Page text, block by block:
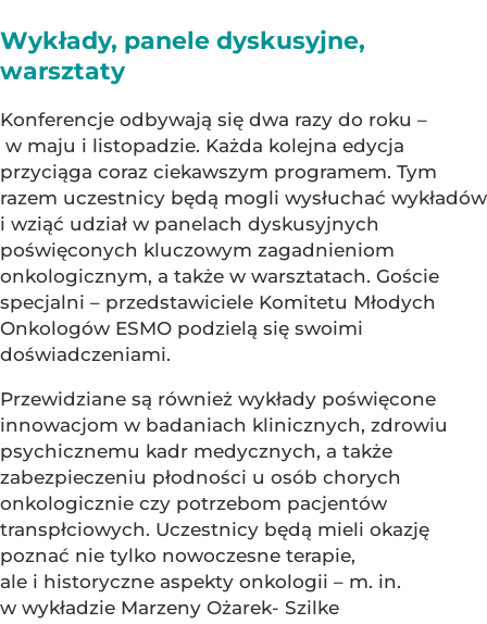
Wykłady, panele dyskusyjne,
warsztaty
Konferencje odbywają się dwa razy do roku –
w maju i listopadzie. Każda kolejna edycja
przyciąga coraz ciekawszym programem. Tym
razem uczestnicy będą mogli wysłuchać wykładów
i wziąć udział w panelach dyskusyjnych
poświęconych kluczowym zagadnieniom
onkologicznym, a także w warsztatach. Goście
specjalni – przedstawiciele Komitetu Młodych
Onkologów ESMO podzielą się swoimi
doświadczeniami.
Przewidziane są również wykłady poświęcone
innowacjom w badaniach klinicznych, zdrowiu
psychicznemu kadr medycznych, a także
zabezpieczeniu płodności u osób chorych
onkologicznie czy potrzebom pacjentów
transpłciowych. Uczestnicy będą mieli okazję
poznać nie tylko nowoczesne terapie,
ale i historyczne aspekty onkologii – m. in.
w wykładzie Marzeny Ożarek- Szilke